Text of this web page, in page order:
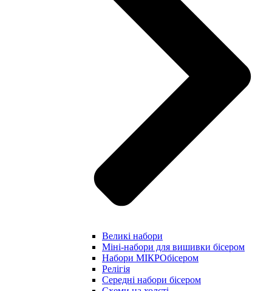
Великі набори
Міні-набори для вишивки бісером
Набори МІКРОбісером
Релігія
Середні набори бісером